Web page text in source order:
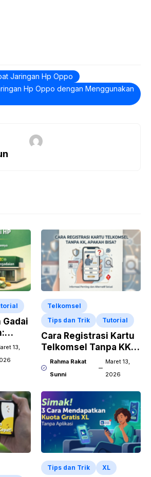
Jaringan Hp Oppo
Hp Oppo dengan Menggunakan
13,
Telkomsel
Tips dan Trik
Tutorial
Cara Registrasi Kartu
Telkomsel Tanpa KK,
Apakah Bisa?
Rahma Rakat
Sunni
Maret 13,
2026
Tips dan Trik XL